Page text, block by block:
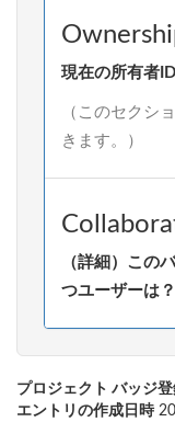
現在の所有者ID
（このセクシ
きます。）
（詳細）この
つユーザーは
プロジェクト バッジ登
エントリの作成日時